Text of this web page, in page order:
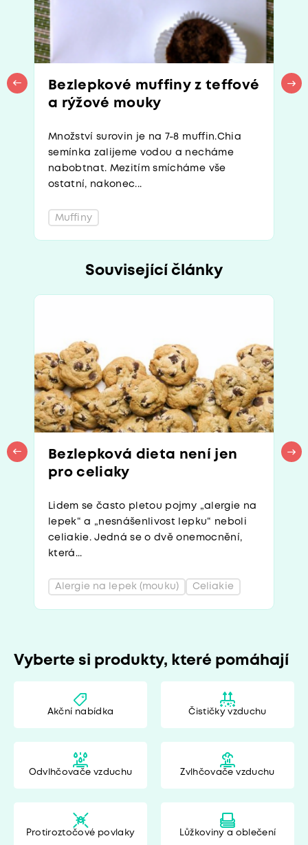
Bezlepkové muffiny z teffové
a rýžové mouky
Množství surovin je na 7-8 muffin.Chia
semínka zalijeme vodou a necháme
nabobtnat. Mezitím smícháme vše
ostatní, nakonec...
Muffiny
Související články
Bezlepková dieta není jen
pro celiaky
Lidem se často pletou pojmy „alergie na
lepek“ a „nesnášenlivost lepku“ neboli
celiakie. Jedná se o dvě onemocnění,
která...
Alergie na lepek (mouku) Celiakie
Vyberte si produkty, které pomáhají
Akční nabídka Čističky vzduchu
Odvlhčovače vzduchu Zvlhčovače vzduchu
Protiroztočové povlaky Lůžkoviny a oblečení